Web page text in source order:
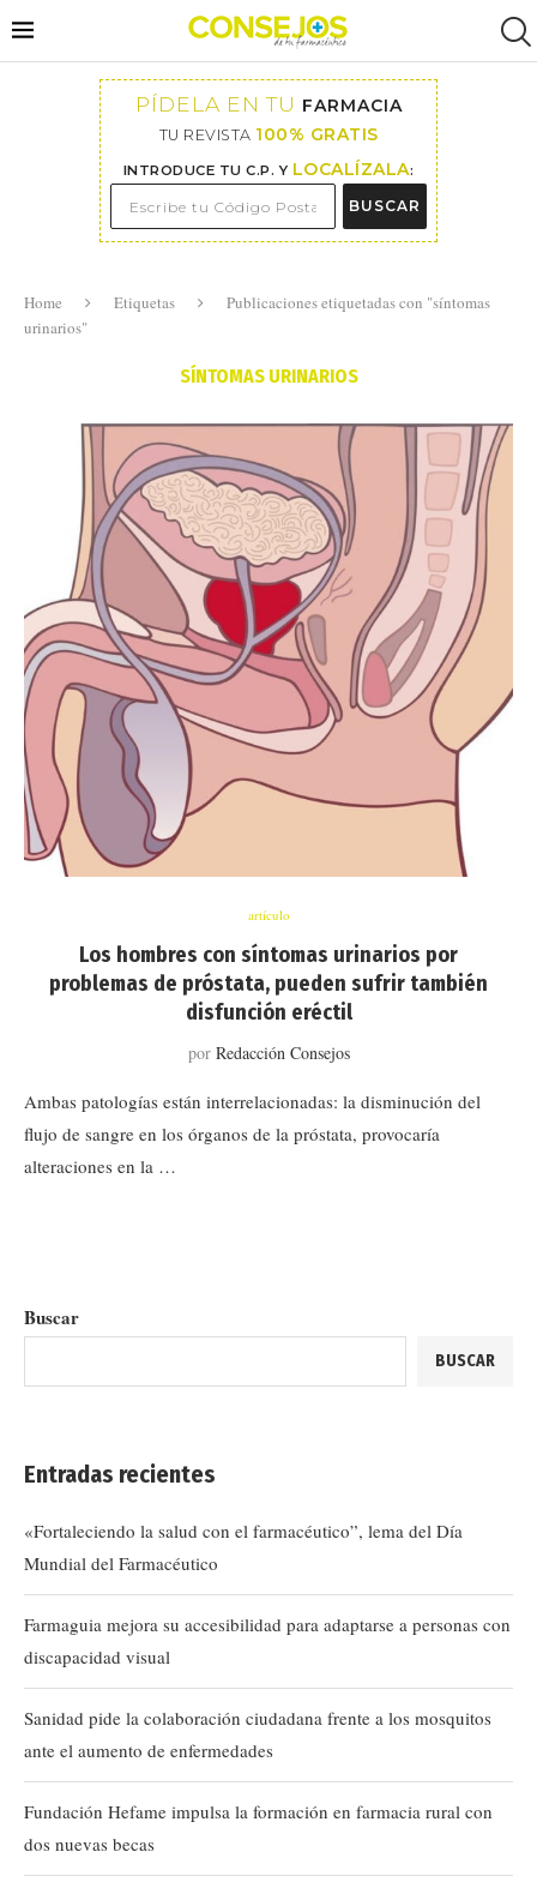
PÍDELA EN TU FARMACIA
TU REVISTA 100% GRATIS
INTRODUCE TU C.P. Y LOCALÍZALA:
BUSCAR
Home Etiquetas
Publicaciones etiquetadas con "síntomas
urinarios"
SÍNTOMAS URINARIOS
artículo
Los hombres con síntomas urinarios por
problemas de próstata, pueden sufrir también
disfunción eréctil
por Redacción Consejos
Ambas patologías están interrelacionadas: la disminución del
flujo de sangre en los órganos de la próstata, provocaría
alteraciones en la …
Buscar
BUSCAR
Entradas recientes
«Fortaleciendo la salud con el farmacéutico”, lema del Día
Mundial del Farmacéutico
Farmaguia mejora su accesibilidad para adaptarse a personas con
discapacidad visual
Sanidad pide la colaboración ciudadana frente a los mosquitos
ante el aumento de enfermedades
Fundación Hefame impulsa la formación en farmacia rural con
dos nuevas becas